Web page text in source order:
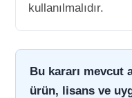
kullanılmalıdır.
Bu kararı mevcut
ürün, lisans ve